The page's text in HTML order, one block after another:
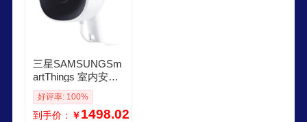
三星SAMSUNGSm
artThings 室内安全
摄像头 1080P高清
夜视 家用
好评率: 100%
到手价： ￥1498.02